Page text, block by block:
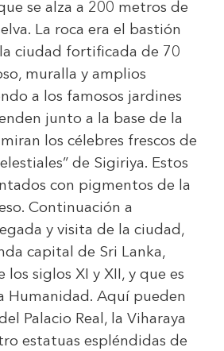
se alza a 200 metros de
La roca era el bastión
ciudad fortificada de 70
muralla y amplios
a los famosos jardines
junto a la base de la
los célebres frescos de
de Sigiriya. Estos
con pigmentos de la
Continuación a
y visita de la ciudad,
capital de Sri Lanka,
siglos XI y XII, y que es
Humanidad. Aquí pueden
Palacio Real, la Viharaya
estatuas espléndidas de